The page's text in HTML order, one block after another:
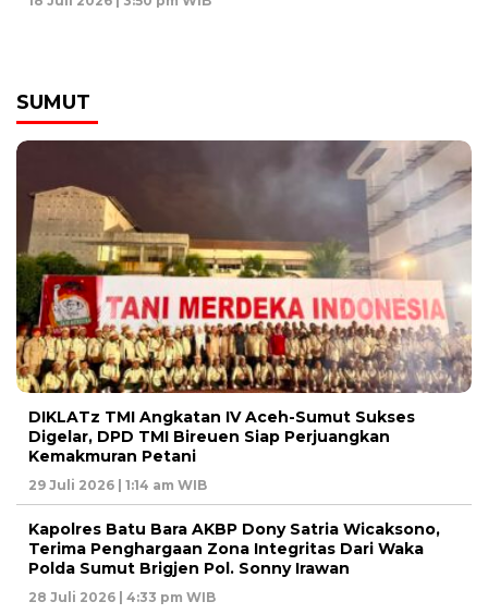
SUMUT
DIKLATz TMI Angkatan IV Aceh-Sumut Sukses
Digelar, DPD TMI Bireuen Siap Perjuangkan
Kemakmuran Petani
29 Juli 2026 | 1:14 am WIB
Kapolres Batu Bara AKBP Dony Satria Wicaksono,
Terima Penghargaan Zona Integritas Dari Waka
Polda Sumut Brigjen Pol. Sonny Irawan
28 Juli 2026 | 4:33 pm WIB